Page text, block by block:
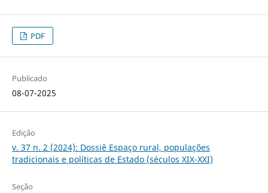
PDF
Publicado
08-07-2025
Edição
v. 37 n. 2 (2024): Dossiê Espaço rural, populações
tradicionais e políticas de Estado (séculos XIX-XXI)
Seção